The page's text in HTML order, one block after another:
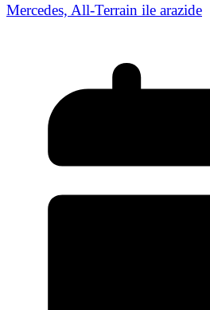
Mercedes, All-Terrain ile arazide